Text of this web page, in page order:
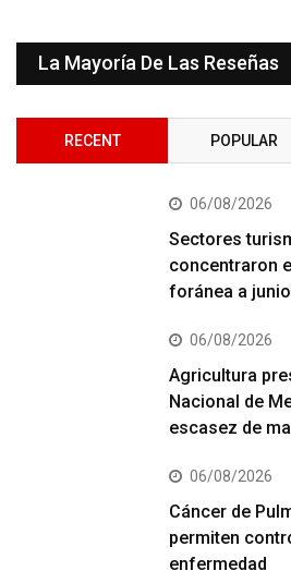
La Mayoría De Las Reseñas
RECENT POPULAR
06/08/2026
Sectores
concentraron
foránea a junio
06/08/2026
Agricultura
Nacional de
escasez de
06/08/2026
Cáncer de
permiten
enfermedad